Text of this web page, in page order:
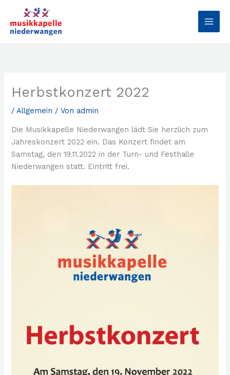
springen
Herbstkonzert 2022
/Allgemein / Von admin
Die Musikkapelle Niederwangen lädt Sie herzlich zum
Jahreskonzert 2022 ein. Das Konzert findet am
Samstag, den 19.11.2022 in der Turn- und Festhalle
Niederwangen statt. Eintritt frei.